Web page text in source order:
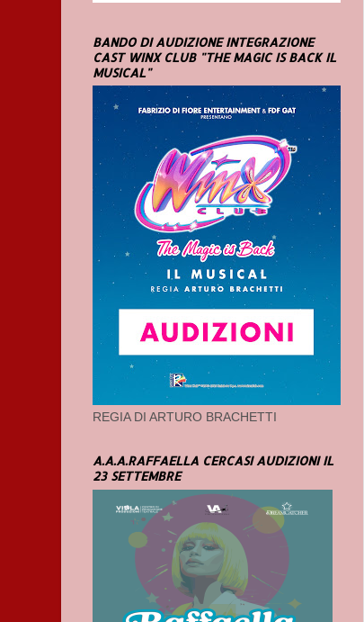
BANDO DI AUDIZIONE INTEGRAZIONE
CAST WINX CLUB "THE MAGIC IS BACK IL
MUSICAL"
REGIA DI ARTURO BRACHETTI
A.A.A.RAFFAELLA CERCASI AUDIZIONI IL
23 SETTEMBRE